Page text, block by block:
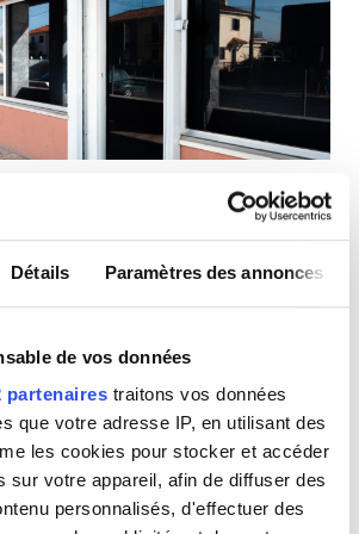
Détails Paramètres des annonces
de vos données
partenaires traitons vos données
que votre adresse IP, en utilisant des
les cookies pour stocker et accéder
sur votre appareil, afin de diffuser des
personnalisés, d'effectuer des
du VIH
de l’hépatite B
de l’hépatite C
€
€
Réserver